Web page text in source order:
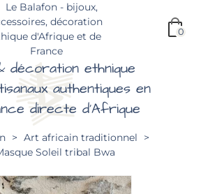
0
décoration ethnique
authentiques en
directe d'Afrique
> Art africain traditionnel
>
Soleil tribal Bwa